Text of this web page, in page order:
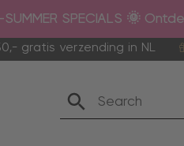
SUMMER SPECIALS 🌞
gratis verzending in NL